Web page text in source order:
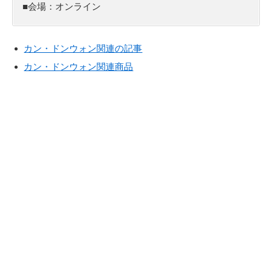
■会場：オンライン
カン・ドンウォン関連の記事
カン・ドンウォン関連商品